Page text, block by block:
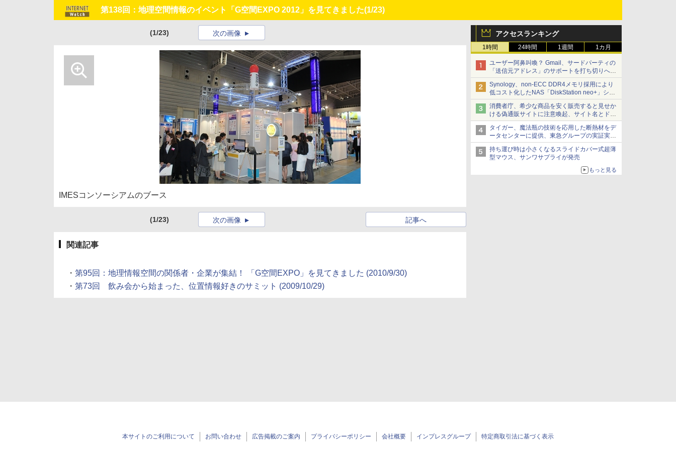
第138回：地理空間情報のイベント「G空間EXPO 2012」を見てきました(1/23)
アクセスランキング
1時間 24時間 1週間 1カ月
ユーザー阿鼻叫喚？ Gmail、サードパーティの
「送信元アドレス」のサポートを打ち切りへ
【やじうまWatch】
Synology、non-ECC DDR4メモリ採用により
低コスト化したNAS「DiskStation neo+」シリ
ーズ 予算を抑えて導入でき、ECCメモリへの
アップグレードも可能
消費者庁、希少な商品を安く販売すると見せか
ける偽通販サイトに注意喚起、サイト名とドメ
イン名を公表
タイガー、魔法瓶の技術を応用した断熱材をデ
ータセンターに提供、東急グループの実証実験
で 「ステンレス密封真空断熱パネル TIVIP」
持ち運び時は小さくなるスライドカバー式超薄
型マウス、サンワサプライが発売
もっと見る
(1/23) 次の画像
IMESコンソーシアムのブース
(1/23) 記事へ
次の画像
関連記事
・ 第95回：地理情報空間の関係者・企業が集結！ 「G空間EXPO」を見てきました (2010/9/30)
・ 第73回 飲み会から始まった、位置情報好きのサミット (2009/10/29)
本サイトのご利用について お問い合わせ 広告掲載のご案内 プライバシーポリシー 会社概要 インプレスグループ 特定商取引法に基づく表示